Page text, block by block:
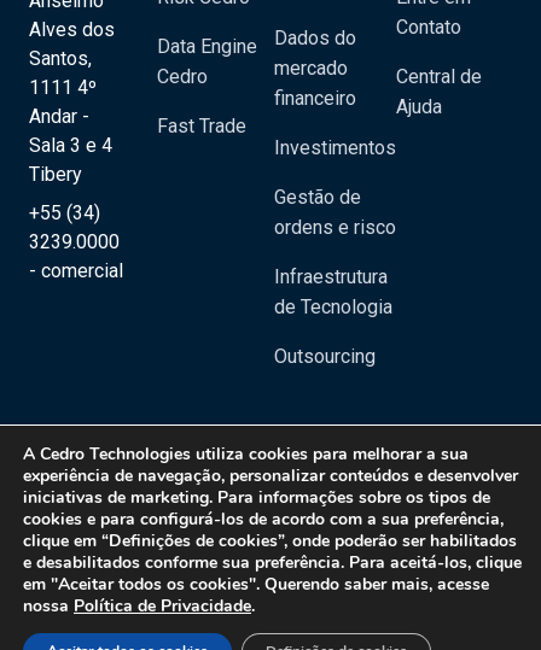
A Cedro Technologies utiliza cookies para melhorar a sua
experiência de navegação, personalizar conteúdos e desenvolver
iniciativas de marketing. Para informações sobre os tipos de
cookies e para configurá-los de acordo com a sua preferência,
clique em “Definições de cookies”, onde poderão ser habilitados
e desabilitados conforme sua preferência. Para aceitá-los, clique
em "Aceitar todos os cookies". Querendo saber mais, acesse
nossa Política de Privacidade.
Alves dos
Santos,
1111 4º
Andar -
Sala 3 e 4
Tibery
+55 (34)
3239.0000
- comercial
Data Engine
Cedro
Fast Trade
Dados do
mercado
financeiro
Investimentos
Gestão de
ordens e risco
Infraestrutura
de Tecnologia
Outsourcing
Contato
Central de
Ajuda
Copyright 2020 © Cedro Technologies - Todos os direitos reservados | CNPJ:
20.129.023/0001-08
Política de Privacidade